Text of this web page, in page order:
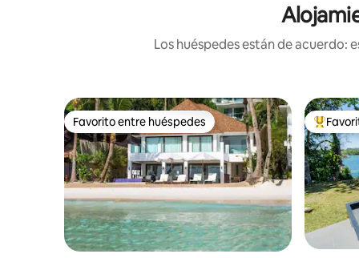
Los huéspedes están de
Favorito entre huéspedes
Favorito entre huéspedes De los